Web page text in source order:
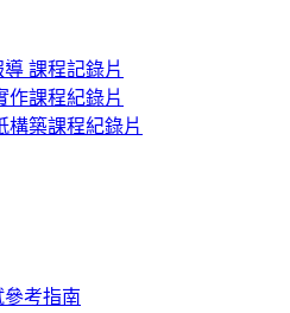
課程記錄片
作課程紀錄片
構築課程紀錄片
考指南